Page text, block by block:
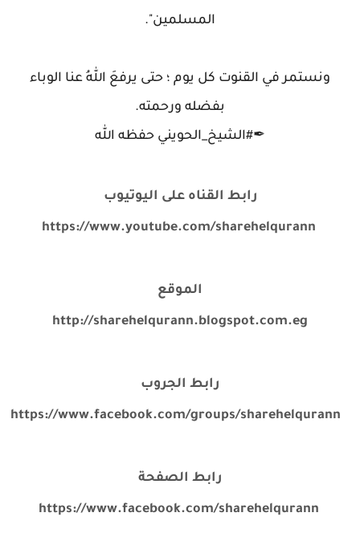
المسلمين".
ونستمر في القنوت كل يوم ؛ حتى يرفعَ اللهُ عنا الوباء
بفضله ورحمته.
✒#الشيخ_الحويني حفظه الله
رابط القناه على اليوتيوب
الموقع
http://sharehelqurann.blogspot.com.eg
رابط الجروب
رابط الصفحة